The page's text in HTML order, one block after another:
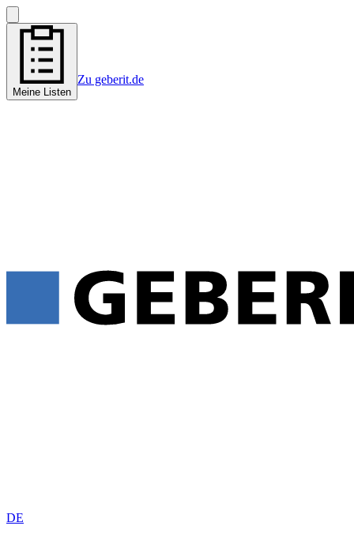
Meine Listen
Zu geberit.de
DE